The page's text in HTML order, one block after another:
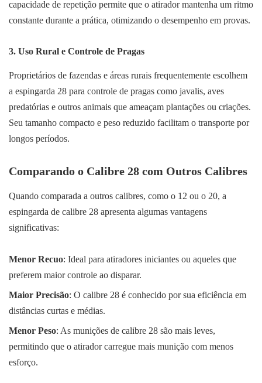
capacidade de repetição permite que o atirador mantenha um ritmo
constante durante a prática, otimizando o desempenho em provas.
3. Uso Rural e Controle de Pragas
Proprietários de fazendas e áreas rurais frequentemente escolhem
a espingarda 28 para controle de pragas como javalis, aves
predatórias e outros animais que ameaçam plantações ou criações.
Seu tamanho compacto e peso reduzido facilitam o transporte por
longos períodos.
Comparando o Calibre 28 com Outros Calibres
Quando comparada a outros calibres, como o 12 ou o 20, a
espingarda de calibre 28 apresenta algumas vantagens
significativas:
Menor Recuo: Ideal para atiradores iniciantes ou aqueles que
preferem maior controle ao disparar.
Maior Precisão: O calibre 28 é conhecido por sua eficiência em
distâncias curtas e médias.
Menor Peso: As munições de calibre 28 são mais leves,
permitindo que o atirador carregue mais munição com menos
esforço.